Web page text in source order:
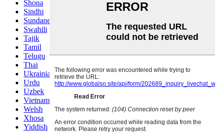
Shona
Sindhi
Sundanese
Swahili
Tajik
Tamil
Telugu
Thai
Ukrainian
Urdu
Uzbek
Vietnamese
Welsh
Xhosa
Yiddish